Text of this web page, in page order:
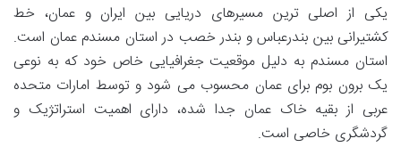
یکی از اصلی ترین مسیرهای دریایی بین ایران و عمان، خط
کشتیرانی بین بندرعباس و بندر خصب در استان مسندم عمان است.
استان مسندم به دلیل موقعیت جغرافیایی خاص خود که به نوعی
یک برون بوم برای عمان محسوب می شود و توسط امارات متحده
عربی از بقیه خاک عمان جدا شده، دارای اهمیت استراتژیک و
گردشگری خاصی است.